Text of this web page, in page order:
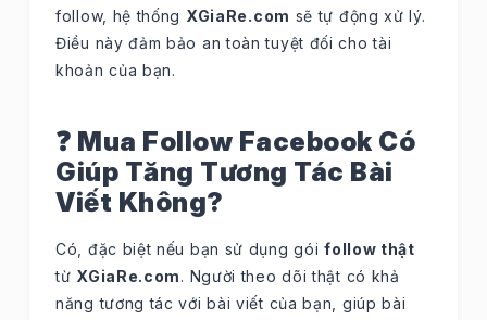
follow, hệ thống XGiaRe.com sẽ tự động xử lý.
Điều này đảm bảo an toàn tuyệt đối cho tài
khoản của bạn.
❓ Mua Follow Facebook Có
Giúp Tăng Tương Tác Bài
Viết Không?
Có, đặc biệt nếu bạn sử dụng góifollow thật
từ XGiaRe.com. Người theo dõi thật có khả
năng tương tác với bài viết của bạn, giúp bài